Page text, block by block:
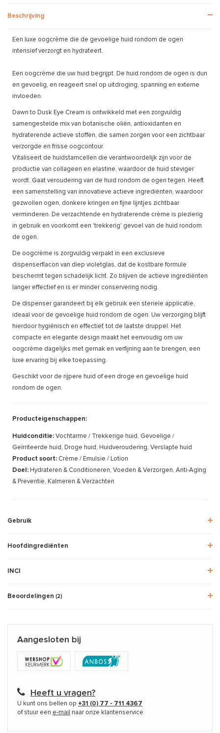
Beschrijving
Een luxe oogcrème die de gevoelige huid rondom de ogen
intensief verzorgt en hydrateert.
Een oogcrème die uw huid begrijpt. De huid rondom de ogen is dun
en gevoelig, en reageert snel op uitdroging, spanning en externe
invloeden.
Dawn to Dusk Eye Cream is ontwikkeld met een zorgvuldig
samengestelde mix van botanische oliën, antioxidanten en
hydraterende actieve stoffen, die samen zorgen voor een zichtbaar
verzorgde en frisse oogcontour.
Vitaliseert de huidstamcellen die verantwoordelijk zijn voor de
productie van collageen en elastine, waardoor de huid steviger
wordt. Gaat veroudering van de huid rondom de ogen tegen. Heeft
een samenstelling van innovatieve actieve ingrediënten, waardoor
gezwollen ogen, donkere kringen en fijne lijntjes zichtbaar
verminderen. De verzachtende en hydraterende crème is plezierig
in gebruik en voorkomt een 'trekkerig' gevoel van de huid rondom
de ogen.
De oogcrème is zorgvuldig verpakt in een exclusieve
dispenserflacon van diep violetglas, dat de kostbare formule
beschermt tegen schadelijk licht. Zo blijven de actieve ingrediënten
langer effectief en is er minder conservering nodig.
De dispenser garandeert bij elk gebruik een steriele applicatie,
ideaal voor de gevoelige huid rondom de ogen. Uw verzorging blijft
hierdoor hygiënisch en effectief, tot de laatste druppel. Het
compacte en elegante design maakt het eenvoudig om uw
oogcrème dagelijks met gemak en verfijning aan te brengen, een
luxe ervaring bij elke toepassing.
Geschikt voor de rijpere huid of een droge en gevoelige huid
rondom de ogen.
Producteigenschappen:
Huidconditie: Vochtarme / Trekkerige huid, Gevoelige /
Geïrriteerde huid, Droge huid, Huidveroudering, Verslapte huid
Product soort: Crème / Emulsie / Lotion
Doel: Hydrateren & Conditioneren, Voeden & Verzorgen, Anti-Aging
& Preventie, Kalmeren & Verzachten
Gebruik
Hoofdingrediënten
INCI
Beoordelingen (2)
Aangesloten bij
Heeft u vragen?
U kunt ons bellen op +31 (0) 77 - 711 4367
of stuur een e-mail naar onze klantenservice